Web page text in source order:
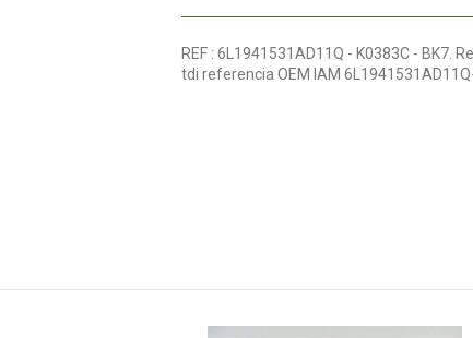
REF : 6L1941531AD11Q - K0383C - BK7.
tdi referencia OEM IAM